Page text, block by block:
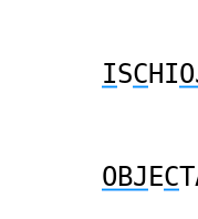
ISCHI
OBJ EC